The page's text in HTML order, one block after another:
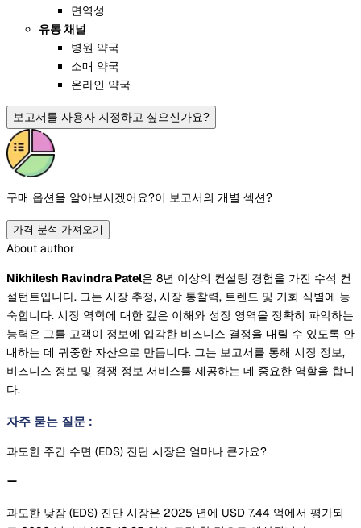
면역성
유통 채널
병원 약국
소매 약국
온라인 약국
보고서를 사용자 지정하고 싶으신가요?
구매 옵션을 알아보시겠어요?이 보고서의 개별 섹션?
가격 분석 가져오기
About author
Nikhilesh Ravindra Patel은 8년 이상의 컨설팅 경험을 가진 수석 컨
설턴트입니다. 그는 시장 추정, 시장 통찰력, 트렌드 및 기회 식별에 능
숙합니다. 시장 역학에 대한 깊은 이해와 성장 영역을 정확히 파악하는
능력은 그를 고객이 정보에 입각한 비즈니스 결정을 내릴 수 있도록 안
내하는 데 귀중한 자산으로 만듭니다. 그는 보고서를 통해 시장 정보,
비즈니스 정보 및 경쟁 정보 서비스를 제공하는 데 중요한 역할을 합니
다.
자주 묻는 질문 :
과도한 주간 수면 (EDS) 진단 시장은 얼마나 큰가요?
과도한 낮잠 (EDS) 진단 시장은 2025 년에 USD 7.44 억에서 평가되